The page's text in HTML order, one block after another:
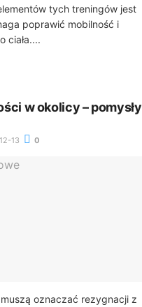
tych treningów jest
poprawić mobilność i
ciała....
w okolicy – pomysły
13 0
oznaczać rezygnacji z